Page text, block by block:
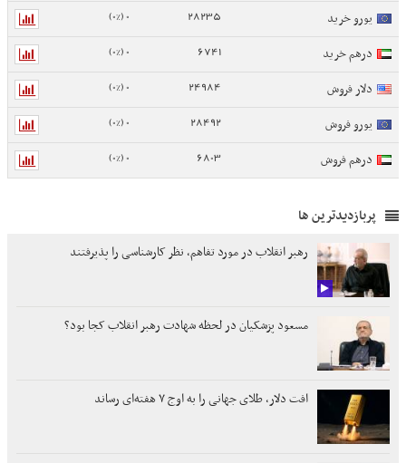
یورو خرید 28235
0 (0%)
درهم خرید 6741
0 (0%)
دلار فروش 24984
0 (0%)
یورو فروش 28492
0 (0%)
درهم فروش 6803
0 (0%)
پربازدیدترین ها
رهبر انقلاب در مورد تفاهم، نظر کارشناسی را پذیرفتند
مسعود پزشکیان در لحظه شهادت رهبر انقلاب کجا بود؟
افت دلار، طلای جهانی را به اوج ۷ هفته‌ای رساند